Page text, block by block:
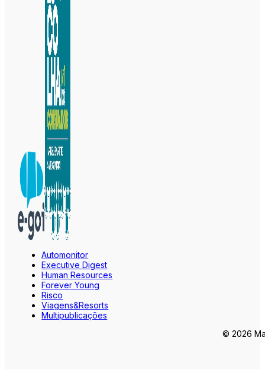
Automonitor
Executive Digest
Human Resources
Forever Young
Risco
Viagens&Resorts
Multipublicações
© 2026